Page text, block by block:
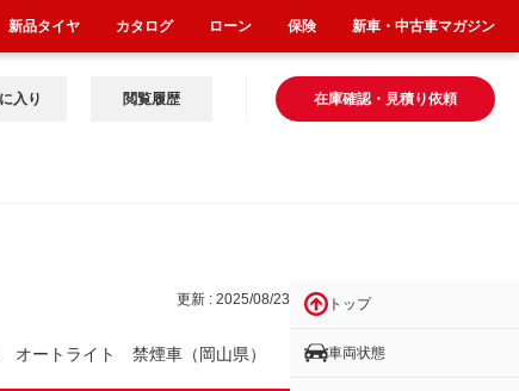
在庫確認・見積り依頼
入り 閲覧履歴
更新 : 2025/08/23
ートライト 禁煙車（岡山県）
トップ
車両状態
新品タイヤ カタログ ローン 保険 新車・中古車マガジン